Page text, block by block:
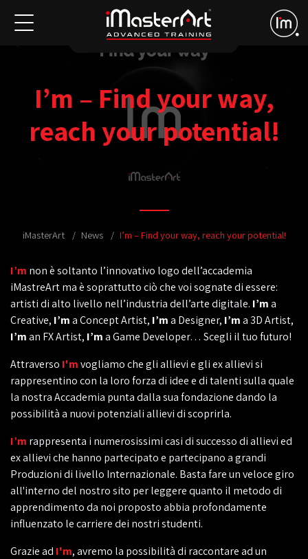
I’m – Find your way,
reach your potential!
iMasterArt News I’m – Find your way, reach your potential!
I’m non è soltanto l’innovativo logo dell’accademia
iMastreArt ma è soprattutto ciò che voi sognate di essere:
artisti di alto livello nell’industria dell’arte digitale. I’ma
Creative, I’ma Concept Artist, I’ma Designer, I’ma 3D Artist,
I’man FX Artist, I’ma Game Developer… Scegli il tuo futuro!
Attraverso I'mvogliamo che gli allievi e gli ex allievi si
rappresentino con la loro forza di idee e di talenti sulla quale
la nostra Accademia punta dalla sua fondazione dando la
possibilità a nuovi potenziali allievi di scoprirla.
I’m rappresenta i numerosissimi casi di successo di allievi ed
ex allievi che hanno partecipato e partecipano a grandi
Produzioni di livello Internazionale. Basta fare un veloce giro
all'interno del nostro sito per leggere quanto il metodo di
apprendimento da noi proposto abbia profondamente
influenzato le carriere dei nostri studenti.
Grazie ad I'm, avremo la possibilità di raccontare ad un